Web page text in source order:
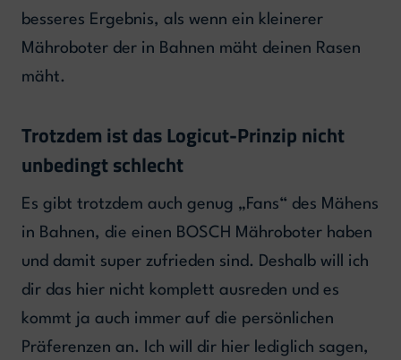
besseres Ergebnis, als wenn ein kleinerer
Mähroboter der in Bahnen mäht deinen Rasen
mäht.
Trotzdem ist das Logicut-Prinzip nicht
unbedingt schlecht
Es gibt trotzdem auch genug „Fans“ des Mähens
in Bahnen, die einen BOSCH Mähroboter haben
und damit super zufrieden sind. Deshalb will ich
dir das hier nicht komplett ausreden und es
kommt ja auch immer auf die persönlichen
Präferenzen an. Ich will dir hier lediglich sagen,